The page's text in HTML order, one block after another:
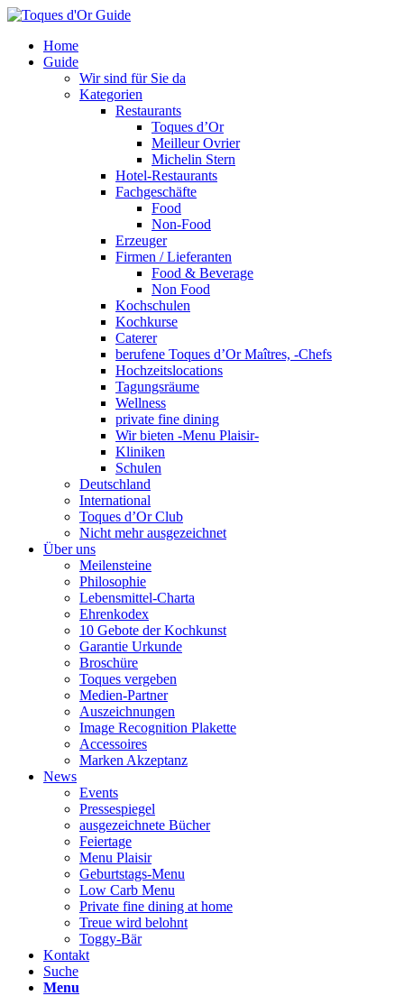
Home
Guide
Wir sind für Sie da
Kategorien
Restaurants
Toques d’Or
Meilleur Ovrier
Michelin Stern
Hotel-Restaurants
Fachgeschäfte
Food
Non-Food
Erzeuger
Firmen / Lieferanten
Food & Beverage
Non Food
Kochschulen
Kochkurse
Caterer
berufene Toques d’Or Maîtres, -Chefs
Hochzeitslocations
Tagungsräume
Wellness
private fine dining
Wir bieten -Menu Plaisir-
Kliniken
Schulen
Deutschland
International
Toques d’Or Club
Nicht mehr ausgezeichnet
Über uns
Meilensteine
Philosophie
Lebensmittel-Charta
Ehrenkodex
10 Gebote der Kochkunst
Garantie Urkunde
Broschüre
Toques vergeben
Medien-Partner
Auszeichnungen
Image Recognition Plakette
Accessoires
Marken Akzeptanz
News
Events
Pressespiegel
ausgezeichnete Bücher
Feiertage
Menu Plaisir
Geburtstags-Menu
Low Carb Menu
Private fine dining at home
Treue wird belohnt
Toggy-Bär
Kontakt
Suche
Menu